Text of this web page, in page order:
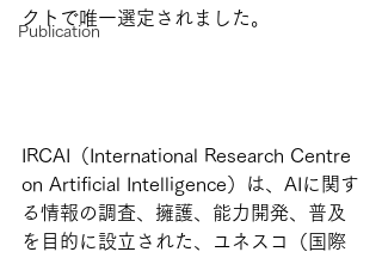
Publication
クトで唯一選定されました。
IRCAI（International Research Centre
on Artificial Intelligence）は、AIに関す
る情報の調査、擁護、能力開発、普及
を目的に設立された、ユネスコ（国際